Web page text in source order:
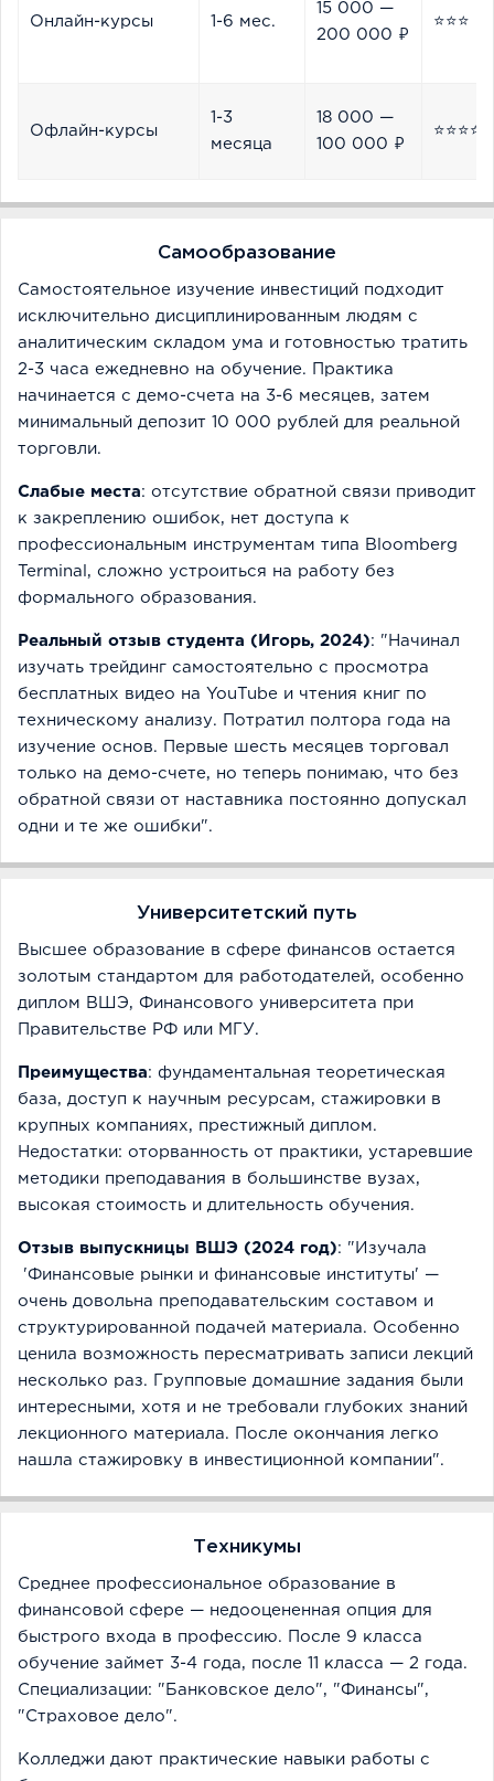
Онлайн-курсы 1-6 мес.
15 000 —
200 000 ₽
⭐⭐⭐
Офлайн-курсы
1-3
месяца
18 000 —
100 000 ₽
⭐⭐⭐⭐
Самообразование
Самостоятельное изучение инвестиций подходит
исключительно дисциплинированным людям с
аналитическим складом ума и готовностью тратить
2-3 часа ежедневно на обучение. Практика
начинается с демо-счета на 3-6 месяцев, затем
минимальный депозит 10 000 рублей для реальной
торговли.
Слабые места: отсутствие обратной связи приводит
к закреплению ошибок, нет доступа к
профессиональным инструментам типа Bloomberg
Terminal, сложно устроиться на работу без
формального образования.
Реальный отзыв студента (Игорь, 2024): "Начинал
изучать трейдинг самостоятельно с просмотра
бесплатных видео на YouTube и чтения книг по
техническому анализу. Потратил полтора года на
изучение основ. Первые шесть месяцев торговал
только на демо-счете, но теперь понимаю, что без
обратной связи от наставника постоянно допускал
одни и те же ошибки".
Университетский путь
Высшее образование в сфере финансов остается
золотым стандартом для работодателей, особенно
диплом ВШЭ, Финансового университета при
Правительстве РФ или МГУ.
Преимущества: фундаментальная теоретическая
база, доступ к научным ресурсам, стажировки в
крупных компаниях, престижный диплом.
Недостатки: оторванность от практики, устаревшие
методики преподавания в большинстве вузах,
высокая стоимость и длительность обучения.
Отзыв выпускницы ВШЭ (2024 год): "Изучала
'Финансовые рынки и финансовые институты' —
очень довольна преподавательским составом и
структурированной подачей материала. Особенно
ценила возможность пересматривать записи лекций
несколько раз. Групповые домашние задания были
интересными, хотя и не требовали глубоких знаний
лекционного материала. После окончания легко
нашла стажировку в инвестиционной компании".
Техникумы
Среднее профессиональное образование в
финансовой сфере — недооцененная опция для
быстрого входа в профессию. После 9 класса
обучение займет 3-4 года, после 11 класса — 2 года.
Специализации: "Банковское дело", "Финансы",
"Страховое дело".
Колледжи дают практические навыки работы с